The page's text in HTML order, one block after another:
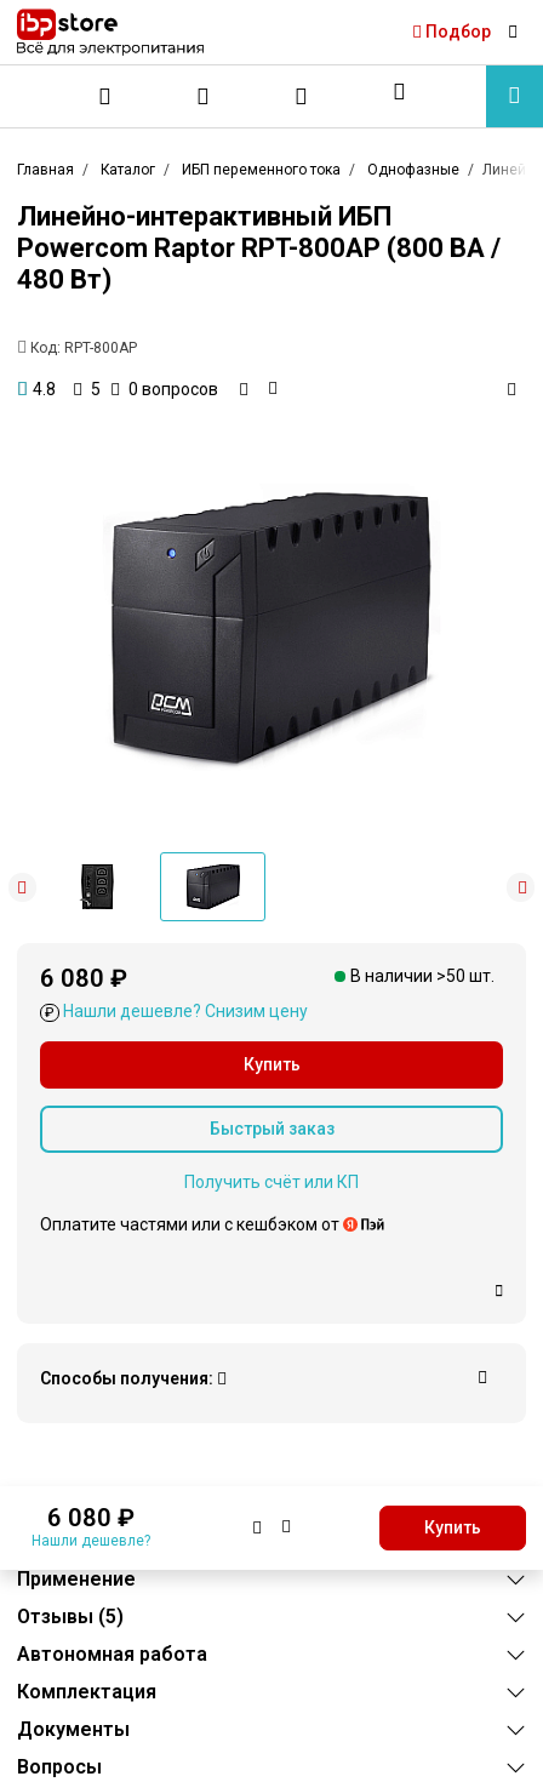
Подбор
Главная Каталог ИБП переменного тока Однофазные
Линейно-интерактивный ИБП
Powercom Raptor RPT-800AP (800 ВА /
480 Вт)
Код: RPT-800AP
4.8 5 0 вопросов
6 080 ₽ В наличии >50 шт.
₽ Нашли дешевле? Снизим цену
Купить
Быстрый заказ
Получить счёт или КП
Оплатите частями или c кешбэком от
Способы получения:
6 080 ₽
Нашли дешевле?
Купить
Описание
Характеристики
Применение
Отзывы (5)
Автономная работа
Комплектация
Документы
Вопросы